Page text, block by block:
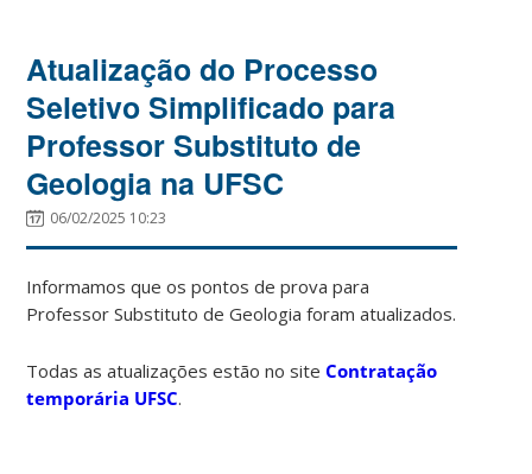
Atualização do Processo
Seletivo Simplificado para
Professor Substituto de
Geologia na UFSC
06/02/2025 10:23
Informamos que os pontos de prova para
Professor Substituto de Geologia foram atualizados.
Todas as atualizações estão no siteContratação
temporária UFSC.